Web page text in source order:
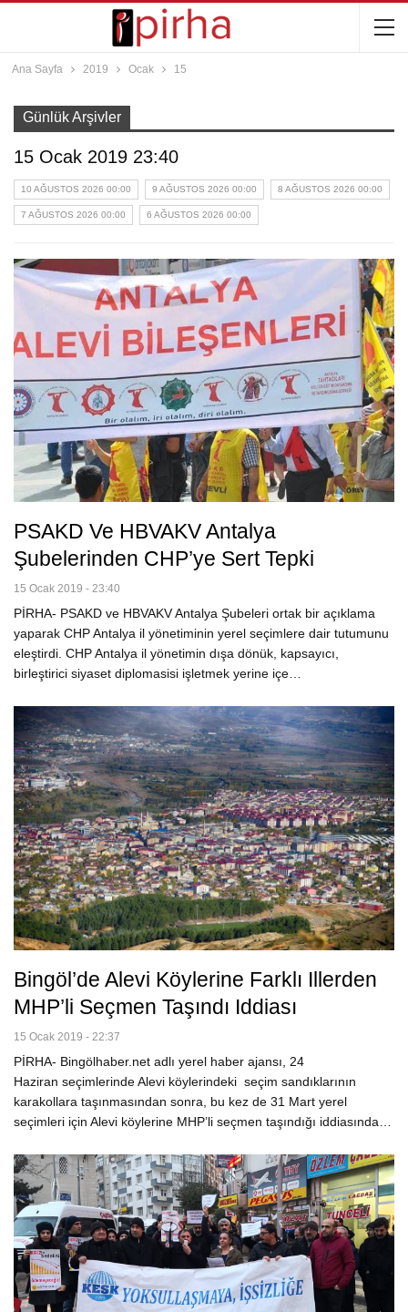
Ana Sayfa 2019 Ocak 15
Günlük Arşivler
15 Ocak 2019 23:40
10 AĞUSTOS 2026 00:00 9 AĞUSTOS 2026 00:00 8 AĞUSTOS 2026 00:00
7 AĞUSTOS 2026 00:00 6 AĞUSTOS 2026 00:00
PSAKD Ve HBVAKV Antalya
Şubelerinden CHP’ye Sert Tepki
15 Ocak 2019 - 23:40
PİRHA- PSAKD ve HBVAKV Antalya Şubeleri ortak bir açıklama
yaparak CHP Antalya il yönetiminin yerel seçimlere dair tutumunu
eleştirdi. CHP Antalya il yönetimin dışa dönük, kapsayıcı,
birleştirici siyaset diplomasisi işletmek yerine içe…
Bingöl’de Alevi Köylerine Farklı Illerden
MHP’li Seçmen Taşındı Iddiası
15 Ocak 2019 - 22:37
PİRHA- Bingölhaber.net adlı yerel haber ajansı, 24
Haziran seçimlerinde Alevi köylerindeki seçim sandıklarının
karakollara taşınmasından sonra, bu kez de 31 Mart yerel
seçimleri için Alevi köylerine MHP’li seçmen taşındığı iddiasında…